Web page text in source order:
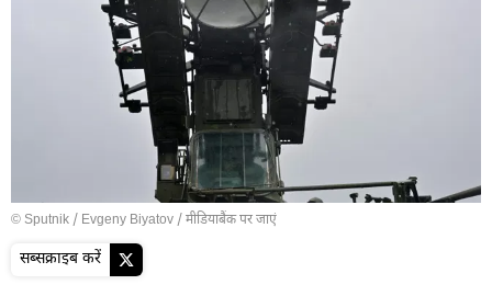
© Sputnik / Evgeny Biyatov /मीडियाबैंक पर जाएं
सब्सक्राइब करें